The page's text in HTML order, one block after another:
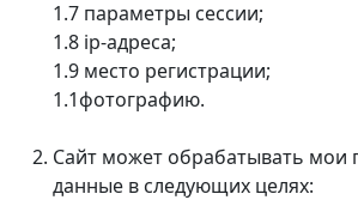
1.7 параметры сессии;
1.8 ip-адреса;
1.9 место регистрации;
1.1фотографию.
Сайт может обрабатывать мои
данные в следующих целях: